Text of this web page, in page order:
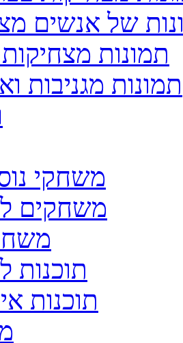
של אנשים
תמונות
תמונות מגניבות
משחקי
משחקים
תוכנות
תוכנות